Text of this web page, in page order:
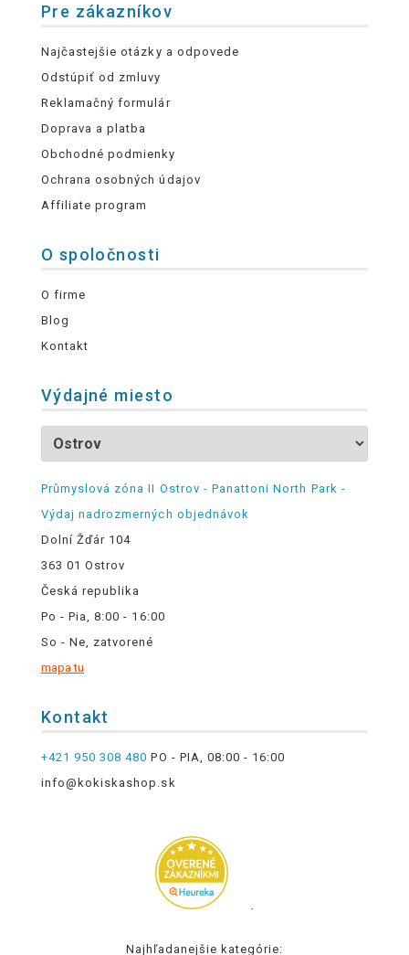
Pre zákazníkov
Najčastejšie otázky a odpovede
Odstúpiť od zmluvy
Reklamačný formulár
Doprava a platba
Obchodné podmienky
Ochrana osobných údajov
Affiliate program
O spoločnosti
O firme
Blog
Kontakt
Výdajné miesto
Průmyslová zóna II Ostrov - Panattoni North Park -
Výdaj nadrozmerných objednávok
Dolní Žďár 104
363 01 Ostrov
Česká republika
Po - Pia, 8:00 - 16:00
So - Ne, zatvorené
mapa tu
Kontakt
+421 950 308 480 PO - PIA, 08:00 - 16:00
info@kokiskashop.sk
.
Najhľadanejšie kategórie: